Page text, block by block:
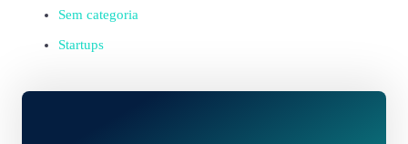
Sem categoria
Startups